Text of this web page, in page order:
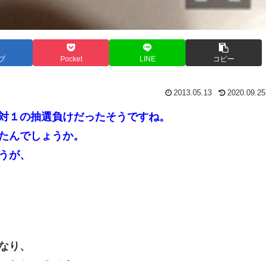
Pocket LINE コピー
2013.05.13 2020.09.25
の抽選負けだったそうですね。
んでしょうか。
が、
り、